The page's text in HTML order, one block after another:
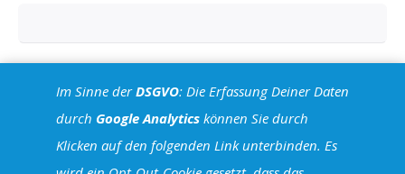
Im Sinne derDSGVO: Die Erfassung Deiner Daten
durch Google Analyticskönnen Sie durch
Klicken auf den folgenden Link unterbinden. Es